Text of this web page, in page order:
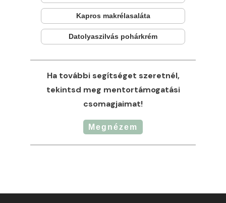
Kapros makrélasaláta
Datolyaszilvás pohárkrém
Ha további segítséget szeretnél,
tekintsd meg mentortámogatási
csomagjaimat!
Megnézem